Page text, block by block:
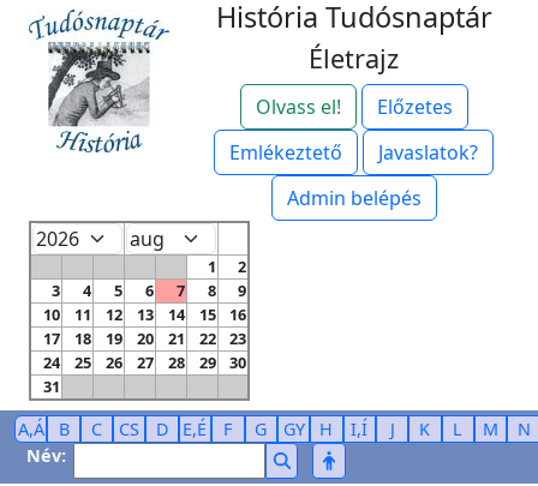
História Tudósnaptár
Életrajz
Olvass el!
Előzetes
Emlékeztető
Javaslatok?
Admin belépés
1
2
3
4 5 6 7 8
9
10
11 12 13 14 15
16
17
18 19 20 21 22
23
24
25 26 27 28 29
30
31
A,Á B C CS D E,É F G GY H I,Í J K L M
N
Név: